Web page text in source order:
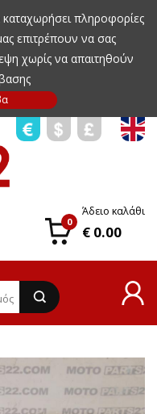
καταχωρήσει πληροφορίες
επιτρέπουν να σας
χωρίς να απαιτηθούν
0
Άδειο καλάθι
€ 0.00